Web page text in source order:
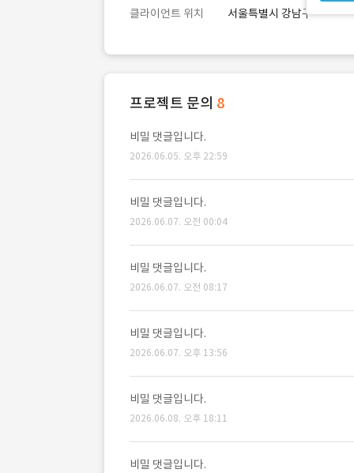
클라이언트 위치
서울특별시 강남구
프로젝트 문의 8
비밀 댓글입니다.
2026.06.05. 오후 22:59
비밀 댓글입니다.
2026.06.07. 오전 00:04
비밀 댓글입니다.
2026.06.07. 오전 08:17
비밀 댓글입니다.
2026.06.07. 오후 13:56
비밀 댓글입니다.
2026.06.08. 오후 18:11
비밀 댓글입니다.